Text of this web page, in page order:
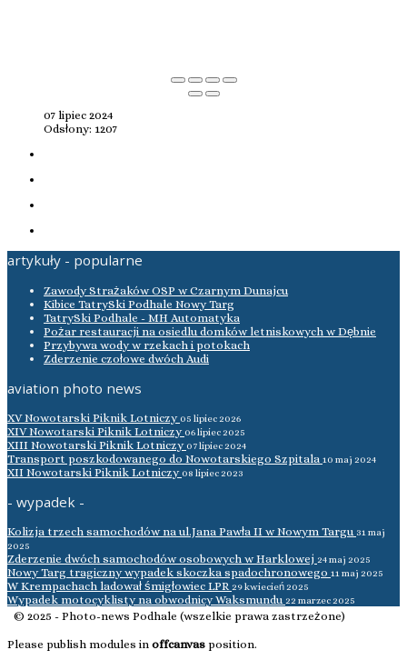
07 lipiec 2024
Odsłony: 1207
artykuły - popularne
Zawody Strażaków OSP w Czarnym Dunajcu
Kibice TatrySki Podhale Nowy Targ
TatrySki Podhale - MH Automatyka
Pożar restauracji na osiedlu domków letniskowych w Dębnie
Przybywa wody w rzekach i potokach
Zderzenie czołowe dwóch Audi
aviation photo news
XV Nowotarski Piknik Lotniczy 05 lipiec 2026
XIV Nowotarski Piknik Lotniczy 06 lipiec 2025
XIII Nowotarski Piknik Lotniczy 07 lipiec 2024
Transport poszkodowanego do Nowotarskiego Szpitala 10 maj 2024
XII Nowotarski Piknik Lotniczy 08 lipiec 2023
- wypadek -
Kolizja trzech samochodów na ul.Jana Pawła II w Nowym Targu 31 maj
2025
Zderzenie dwóch samochodów osobowych w Harklowej 24 maj 2025
Nowy Targ tragiczny wypadek skoczka spadochronowego 11 maj 2025
W Krempachach ladował śmigłowiec LPR 29 kwiecień 2025
Wypadek motocyklisty na obwodnicy Waksmundu22 marzec 2025
© 2025 - Photo-news Podhale (wszelkie prawa zastrzeżone)
Please publish modules in offcanvas position.